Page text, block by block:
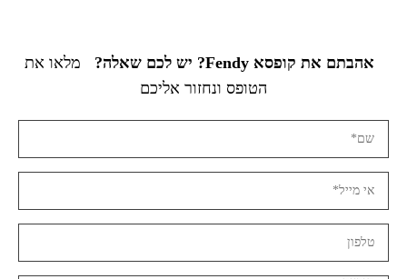
אהבתם את קופסא Fendy? יש לכם שאלה?
מלאו את
הטופס ונחזור אליכם